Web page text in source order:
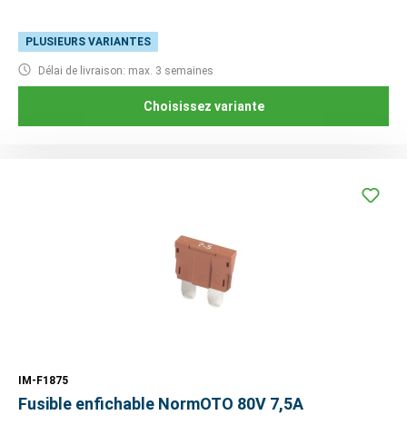
PLUSIEURS VARIANTES
Délai de livraison: max. 3 semaines
Choisissez variante
IM-F1875
Fusible enfichable NormOTO 80V 7,5A